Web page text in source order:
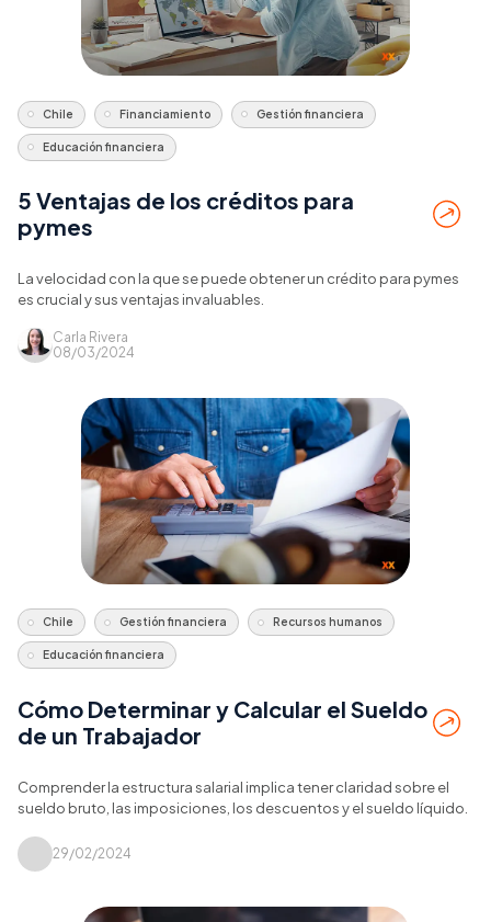
Chile Financiamiento Gestión financiera
Educación financiera
5 Ventajas de los créditos para
pymes
La velocidad con la que se puede obtener un crédito para pymes
es crucial y sus ventajas invaluables.
Carla Rivera
08/03/2024
Chile Gestión financiera Recursos humanos
Educación financiera
Cómo Determinar y Calcular el Sueldo
de un Trabajador
Comprender la estructura salarial implica tener claridad sobre el
sueldo bruto, las imposiciones, los descuentos y el sueldo líquido.
29/02/2024